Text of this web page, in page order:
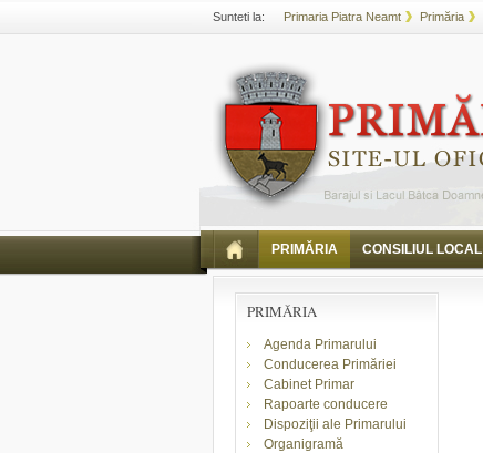
Sunteti la: Primaria Piatra Neamt Primăria
PRIMĂRIA CONSILIUL LOCAL
PRIMĂRIA
Agenda Primarului
Conducerea Primăriei
Cabinet Primar
Rapoarte conducere
Dispoziţii ale Primarului
Organigramă